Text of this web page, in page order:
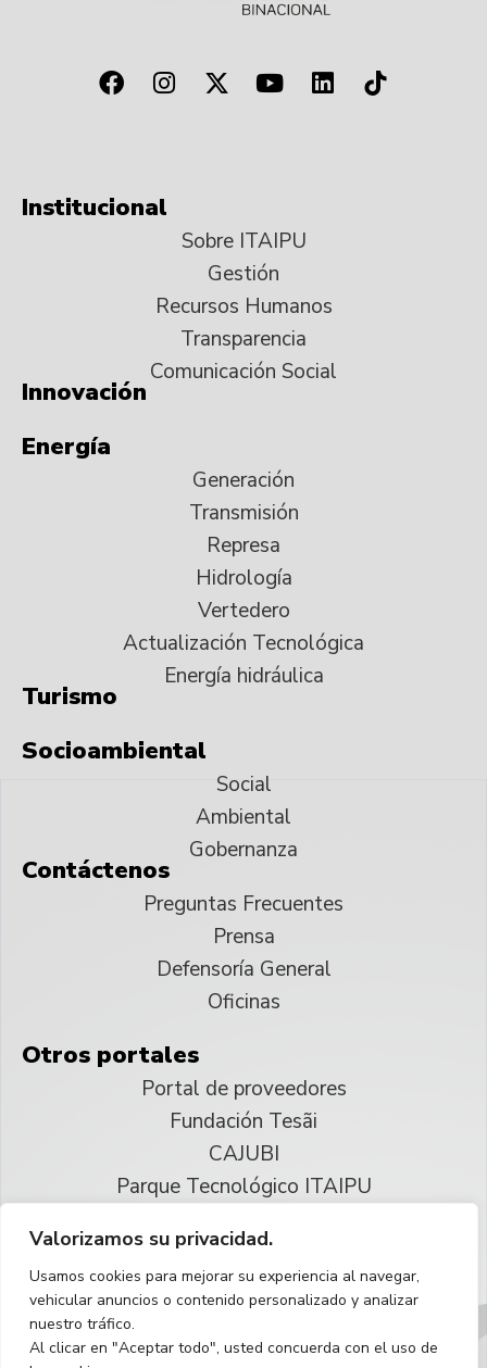
Valorizamos su privacidad.
Usamos cookies para mejorar su experiencia al navegar,
vehicular anuncios o contenido personalizado y analizar
nuestro tráfico.
Al clicar en "Aceptar todo", usted concuerda con el uso de
Institucional
Sobre ITAIPU
Gestión
Recursos Humanos
Transparencia
Comunicación Social
Innovación
Energía
Generación
Transmisión
Represa
Hidrología
Vertedero
Actualización Tecnológica
Energía hidráulica
Turismo
Socioambiental
Social
Ambiental
Gobernanza
Contáctenos
Preguntas Frecuentes
Prensa
Defensoría General
Oficinas
Otros portales
Portal de proveedores
Fundación Tesãi
CAJUBI
Parque Tecnológico ITAIPU
Reservados todos los derechos
Español